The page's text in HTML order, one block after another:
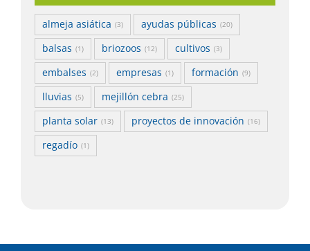
almeja asiática (3) ayudas públicas (20)
balsas (1) briozoos (12) cultivos (3)
embalses (2) empresas (1) formación (9)
lluvias (5) mejillón cebra (25)
planta solar (13) proyectos de innovación (16)
regadío (1)